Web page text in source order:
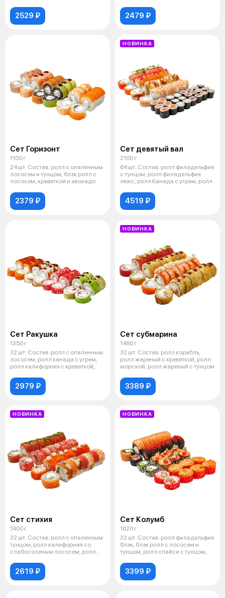
2529 ₽ 2479 ₽
Сет Горизонт
1100 г
24 шт. Состав: ролл с опаленным
лососем и тунцом, блэк ролл с
лососем, креветкой и авокадо
2379 ₽
НОВИНКА
Сет девятый вал
2100 г
64 шт. Состав: ролл филадельфия
с тунцом, ролл филадельфия
люкс, ролл Канада с угрем, ролл
4519 ₽
Сет Ракушка
1350 г
32 шт. Состав: ролл с опаленным
лососем, ролл канада с угрем,
ролл калифорния с креветкой,
2979 ₽
НОВИНКА
Сет субмарина
1480 г
32 шт. Состав: ролл корабль,
ролл жареный с креветкой, ролл
морской, ролл жареный с тунцом
3389 ₽
НОВИНКА
Сет стихия
1400 г
32 шт. Состав: ролл с опаленным
тунцом, ролл калифорния со
слабосоленым лососем, ролл
2619 ₽
НОВИНКА
Сет Колумб
1620 г
32 шт. Состав: ролл филадельфия
блэк, блэк ролл с лососем и
тунцом, ролл спайси с тунцом,
3399 ₽